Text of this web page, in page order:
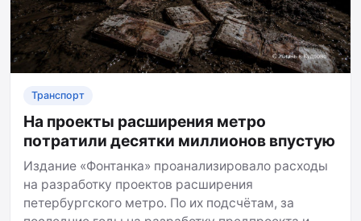
Транспорт
На проекты расширения метро
потратили десятки миллионов впустую
Издание «Фонтанка» проанализировало расходы
на разработку проектов расширения
петербургского метро. По их подсчётам, за